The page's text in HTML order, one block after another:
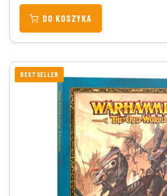
DO KOSZYKA
BESTSELLER